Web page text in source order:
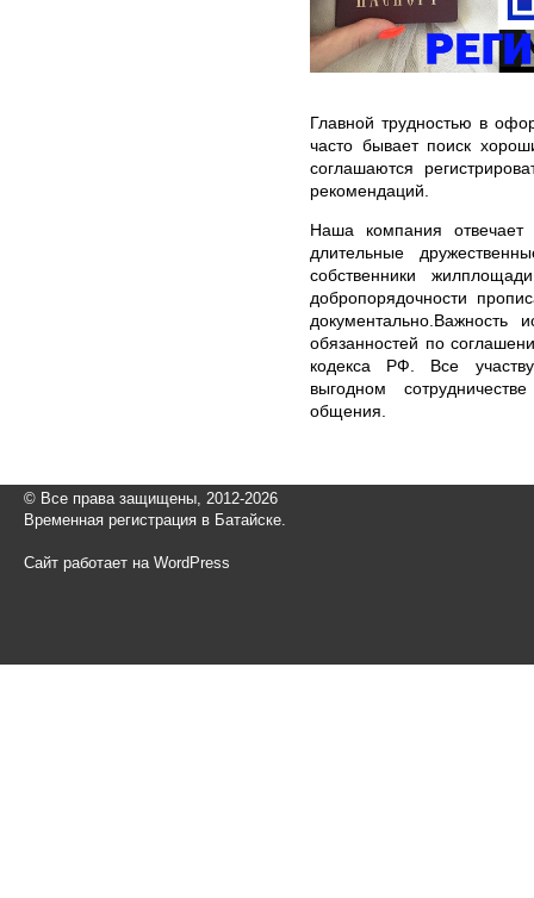
Главной трудностью в
часто бывает поиск
соглашаются
рекомендаций.
Наша компания отвечает
длительные
собственники
добропорядочности
документально.Важность
обязанностей по
кодекса РФ. Все
выгодном
общения.
© Все права защищены, 2012-2026
Временная регистрация в Батайске.
Сайт работает на WordPress